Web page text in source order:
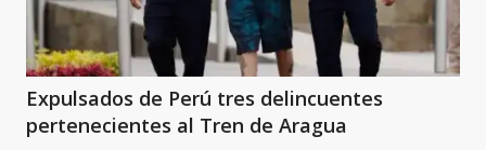
Expulsados de Perú tres delincuentes
pertenecientes al Tren de Aragua